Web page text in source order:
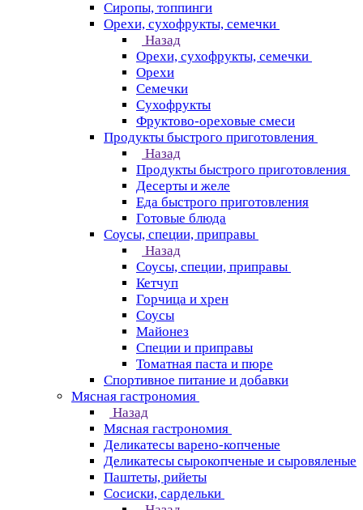
Сиропы, топпинги
Орехи, сухофрукты, семечки
Назад
Орехи, сухофрукты, семечки
Орехи
Семечки
Сухофрукты
Фруктово-ореховые смеси
Продукты быстрого приготовления
Назад
Продукты быстрого приготовления
Десерты и желе
Еда быстрого приготовления
Готовые блюда
Соусы, специи, приправы
Назад
Соусы, специи, приправы
Кетчуп
Горчица и хрен
Соусы
Майонез
Специи и приправы
Томатная паста и пюре
Спортивное питание и добавки
Мясная гастрономия
Назад
Мясная гастрономия
Деликатесы варено-копченые
Деликатесы сырокопченые и сыровяленые
Паштеты, рийеты
Сосиски, сардельки